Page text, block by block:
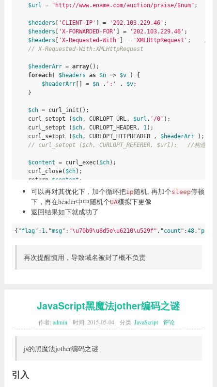
$url = "http://www.ename.com/auction/praise/$num" ;
$headers 'CLIENT-IP' ] = '202.103.229.46' ;
$headers
'X-FORWARDED-FOR' ] = '202.103.229.46' ;
$headers
'X-Requested-With' ] = 'XMLHttpRequest' ; //
// X-Requested-With:XMLHttpRequest
$headerArr = array();
foreach( $headers as $n => $v ) {
$headerArr[] = $n . ':' . $v;
    }
$ch = curl_init();
    curl_setopt (
$ch, CURLOPT_URL, $url . '/0' );
    curl_setopt (
$ch, CURLOPT_HEADER, 1);
    curl_setopt (
$ch, CURLOPT_HTTPHEADER , $headerArr );
// curl_setopt ($ch, CURLOPT_REFERER, $url);   //构造来路
$content = curl_exec( $ch);
    curl_close(
$ch);
return $content ;
= run( 123456
可以再对其优化下，加个循环把ip随机, 再加个sleep停顿
下，再在header中中随机个UA模拟下更像
返回结果如下就成功了
{"flag": 1,"msg": "\u70b9\u8d5e\u6210\u529f" ,"count ":48,"
再次提醒慎用，导致域名被封了概不负责
JavaScript黑魔法jother编码之谜
作者: admin 时间: 2015-05-04 分类: JavaScript 评论
js的黑魔法jother编码之谜
引入